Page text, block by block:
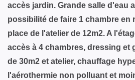
accès jardin. Grande salle d'eau
possibilité de faire 1 chambre en
place de l'atelier de 12m2. A
accès à 4 chambres, dressing et
de 30m2 et atelier, chauffage
l'aérothermie non polluant et